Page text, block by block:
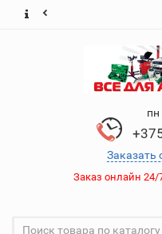
пн
Заказать
Заказ онлайн